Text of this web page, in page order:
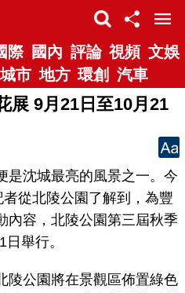
際 國內 評論 視頻 文娛
城市 地方 環創 汽車
展 9月21日至10月21
沈城最亮的風景之一。今
從北陵公園了解到，為豐
內容，北陵公園第三屆秋季
舉行。
公園將在景觀區佈置綠色